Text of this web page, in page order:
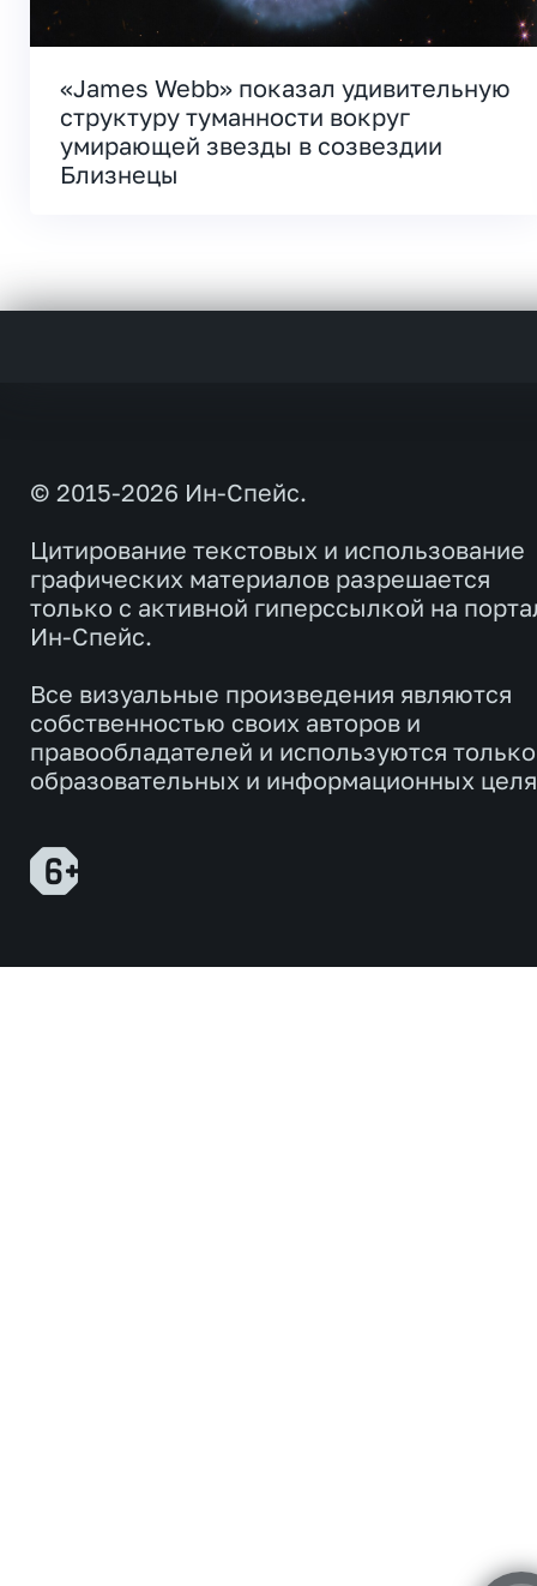
«James Webb» показал удивительную
структуру туманности вокруг
умирающей звезды в созвездии
Близнецы
© 2015-2026 Ин-Спейс.
Цитирование текстовых и использование
графических материалов разрешается
только с активной гиперссылкой на
Ин-Спейс.
Все визуальные произведения являются
собственностью своих авторов и
правообладателей и используются
образовательных и информационных